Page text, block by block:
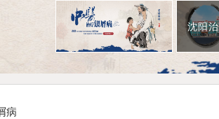
沈阳牛皮癣医院
病